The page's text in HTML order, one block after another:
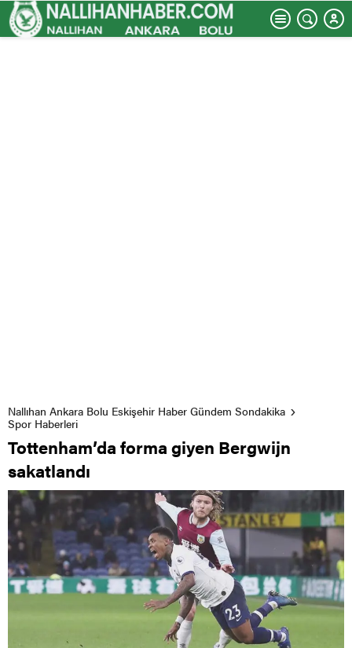
Nallıhan Ankara Bolu Eskişehir Haber Gündem Sondakika
Spor Haberleri
Tottenham’da forma giyen Bergwijn
sakatlandı